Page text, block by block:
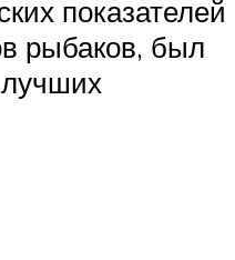
показателей
рыбаков, был
лучших